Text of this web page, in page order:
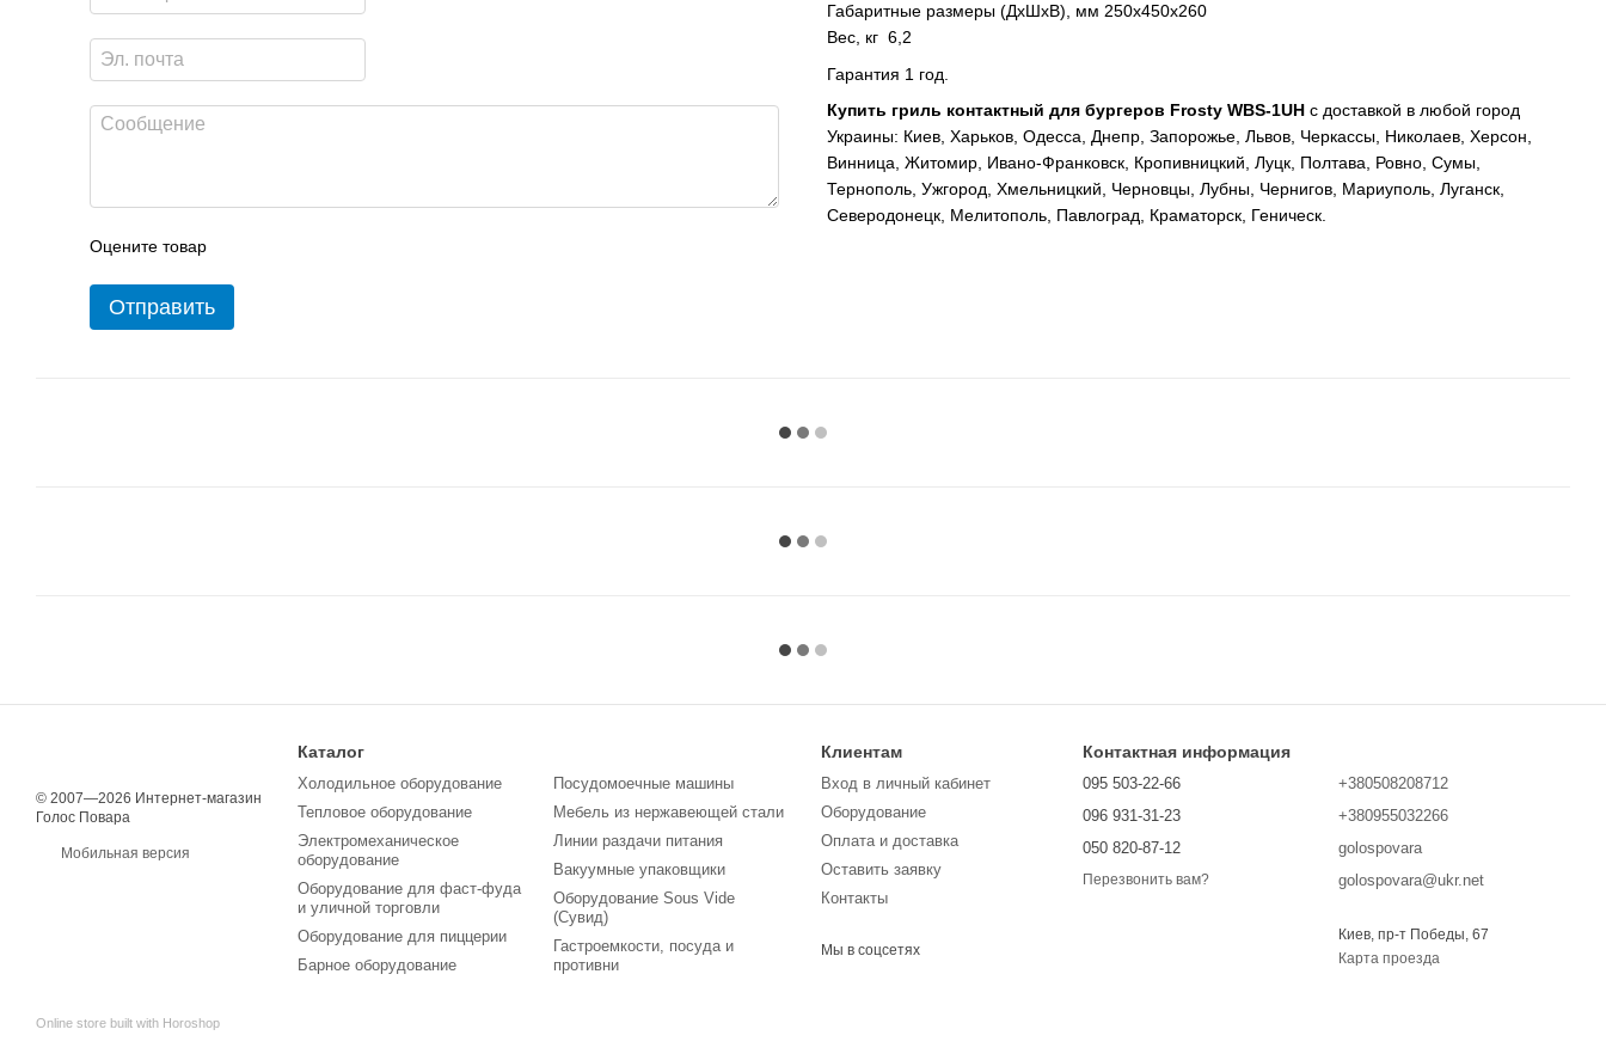
Оцените товар
Отправить
Габаритные размеры (ДхШхВ), мм 250х450х260
Вес, кг 6,2
Гарантия 1 год.
Купить гриль контактный для бургеров Frosty WBS-1UH с доставкой в любой город
Украины: Киев, Харьков, Одесса, Днепр, Запорожье, Львов, Черкассы, Николаев, Херсон,
Винница, Житомир, Ивано-Франковск, Кропивницкий, Луцк, Полтава, Ровно, Сумы,
Тернополь, Ужгород, Хмельницкий, Черновцы, Лубны, Чернигов, Мариуполь, Луганск,
Северодонецк, Мелитополь, Павлоград, Краматорск, Геническ.
© 2007—2026 Интернет-магазин
Голос Повара
Мобильная версия
Online store built with Horoshop
Каталог
Холодильное оборудование
Тепловое оборудование
Электромеханическое
оборудование
Оборудование для фаст-фуда
и уличной торговли
Оборудование для пиццерии
Барное оборудование
Посудомоечные машины
Мебель из нержавеющей стали
Линии раздачи питания
Вакуумные упаковщики
Оборудование Sous Vide
(Сувид)
Гастроемкости, посуда и
противни
Клиентам
Вход в личный кабинет
Оборудование
Оплата и доставка
Оставить заявку
Контакты
Мы в соцсетях
Контактная информация
095 503-22-66
096 931-31-23
050 820-87-12
Перезвонить вам?
+380508208712
+380955032266
golospovara
golospovara@ukr.net
Киев, пр-т Победы, 67
Карта проезда